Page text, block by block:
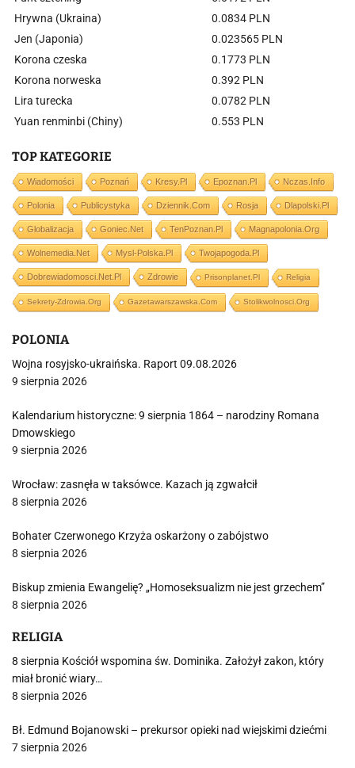
Hrywna (Ukraina)
0.0834 PLN
Jen (Japonia)
0.023565 PLN
Korona czeska
0.1773 PLN
Korona norweska
0.392 PLN
Lira turecka
0.0782 PLN
Yuan renminbi (Chiny)
0.553 PLN
TOP KATEGORIE
Wiadomości Poznań Kresy.pl Epoznan.pl Nczas.info
Polonia Publicystyka Dziennik.com Rosja Dlapolski.pl
Globalizacja Goniec.net TenPoznan.pl Magnapolonia.org
Wolnemedia.net Mysl-Polska.pl Twojapogoda.pl
Dobrewiadomosci.net.pl Zdrowie Prisonplanet.pl Religia
Sekrety-Zdrowia.org Gazetawarszawska.com Stolikwolnosci.org
POLONIA
Wojna rosyjsko-ukraińska. Raport 09.08.2026
9 sierpnia 2026
Kalendarium historyczne: 9 sierpnia 1864 – narodziny Romana
Dmowskiego
9 sierpnia 2026
Wrocław: zasnęła w taksówce. Kazach ją zgwałcił
8 sierpnia 2026
Bohater Czerwonego Krzyża oskarżony o zabójstwo
8 sierpnia 2026
Biskup zmienia Ewangelię? „Homoseksualizm nie jest grzechem”
8 sierpnia 2026
RELIGIA
8 sierpnia Kościół wspomina św. Dominika. Założył zakon, który
miał bronić wiary…
8 sierpnia 2026
Bł. Edmund Bojanowski – prekursor opieki nad wiejskimi dziećmi
7 sierpnia 2026